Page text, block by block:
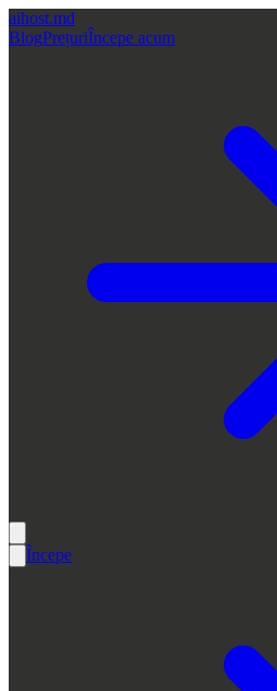
aihost.md
BlogPrețuriÎncepe acum
Începe